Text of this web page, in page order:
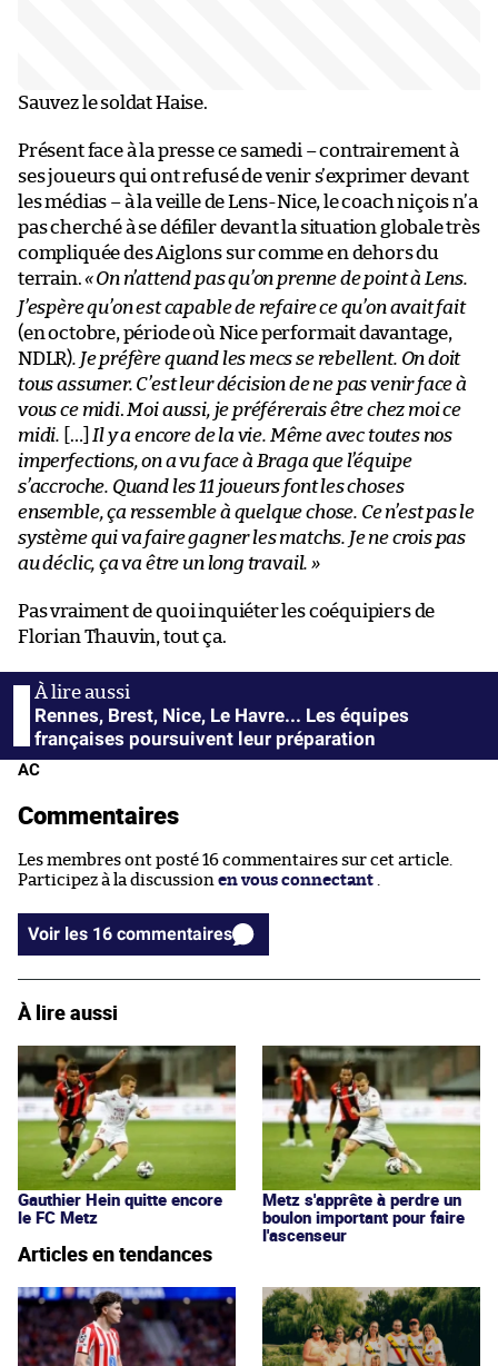
Sauvez le soldat Haise.
Présent face à la presse ce samedi – contrairement à
ses joueurs qui ont refusé de venir s’exprimer devant
les médias – à la veille de Lens-Nice, le coach niçois n’a
pas cherché à se défiler devant la situation globale très
compliquée des Aiglons sur comme en dehors du
terrain.«On n’attend pas qu’on prenne de point à Lens.
J’espère qu’on est capable de refaire ce qu’on avait fait
(en octobre, période où Nice performait davantage,
NDLR). Je préfère quand les mecs se rebellent. On doit
tous assumer. C’est leur décision de ne pas venir face à
vous ce midi. Moi aussi, je préférerais être chez moi ce
midi. […] Il y a encore de la vie. Même avec toutes nos
imperfections, on a vu face à Braga que l’équipe
s’accroche. Quand les 11 joueurs font les choses
ensemble, ça ressemble à quelque chose. Ce n’est pas le
système qui va faire gagner les matchs. Je ne crois pas
au déclic, ça va être un long travail. »
Pas vraiment de quoi inquiéter les coéquipiers de
Florian Thauvin, tout ça.
Rennes, Brest, Nice, Le Havre... Les équipes
françaises poursuivent leur préparation
AC
Commentaires
Les membres ont posté 16 commentaires sur cet article.
Participez à la discussion en vous connectant
Voir les 16 commentaires
À lire aussi
Gauthier Hein quitte encore
le FC Metz
Metz s'apprête à perdre un
boulon important pour faire
l'ascenseur
Articles en tendances